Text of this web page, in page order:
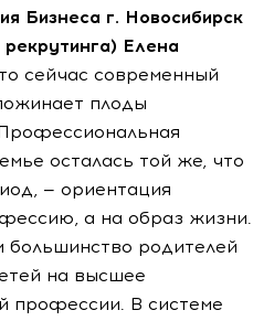
Бизнеса г. Новосибирск
рекрутинга) Елена
сейчас современный
плоды
осталась той же, что
— ориентация
а на образ жизни.
большинство родителей
на высшее
профессии. В системе